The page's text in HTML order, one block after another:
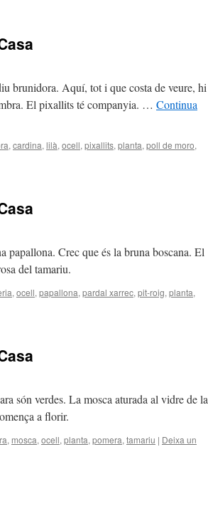
brunidora. Aquí, tot i que costa de veure, hi
El pixallits té companyia. … Continua
, cardina, lilà, ocell, pixallits, planta, poll de moro,
Crec que és la bruna boscana. El
del tamariu.
, ocell, papallona, pardal xarrec, pit-roig, planta,
són verdes. La mosca aturada al vidre de la
a florir.
, mosca, ocell, planta, pomera, tamariu | Deixa un